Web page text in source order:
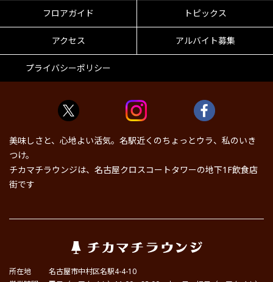
フロアガイド トピックス
アクセス アルバイト募集
プライバシーポリシー
美味しさと、心地よい活気。名駅近くのちょっとウラ、私のいき
つけ。
チカマチラウンジは、名古屋クロスコートタワーの地下1F飲食店
街です
所在地
名古屋市中村区名駅4-4-10